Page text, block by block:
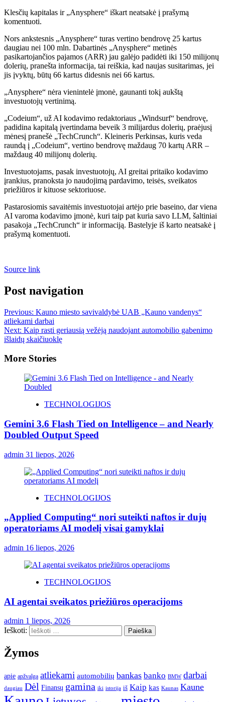
Klesčių kapitalas ir „Anysphere“ iškart neatsakė į prašymą
komentuoti.
Nors ankstesnis „Anysphere“ turas vertino bendrovę 25 kartus
daugiau nei 100 mln. Dabartinės „Anysphere“ metinės
pasikartojančios pajamos (ARR) jau galėjo padidėti iki 150 milijonų
dolerių, pranešta informacija, tai reiškia, kad naujas susitarimas, jei
jis įvyktų, būtų 66 kartus didesnis nei 66 kartus.
„Anysphere“ nėra vienintelė įmonė, gaunanti tokį aukštą
investuotojų vertinimą.
„Codeium“, už AI kodavimo redaktoriaus „Windsurf“ bendrovę,
padidina kapitalą įvertindama beveik 3 milijardus dolerių, praėjusį
mėnesį pranešė „TechCrunch“. Kleineris Perkinsas, kuris veda
raundą į „Codeium“, vertino bendrovę maždaug 70 kartų ARR –
maždaug 40 milijonų dolerių.
Investuotojams, pasak investuotojų, AI greitai pritaiko kodavimo
įrankius, pranoksta jo naudojimą pardavimo, teisės, sveikatos
priežiūros ir kituose sektoriuose.
Pastarosiomis savaitėmis investuotojai artėjo prie baseino, dar viena
AI varoma kodavimo įmonė, kuri taip pat kuria savo LLM, šaltiniai
pasakoja „TechCrunch“ ir informaciją. Bastelyje iš karto neatsakė į
prašymą komentuoti.
Source link
Post navigation
Previous: Kauno miesto savivaldybė UAB „Kauno vandenys“
atliekami darbai
Next: Kaip rasti geriausią vežėją naudojant automobilio gabenimo
išlaidų skaičiuoklę
More Stories
TECHNOLOGIJOS
Gemini 3.6 Flash Tied on Intelligence – and Nearly
Doubled Output Speed
admin 31 liepos, 2026
TECHNOLOGIJOS
„Applied Computing“ nori suteikti naftos ir dujų
operatoriams AI modelį visai gamyklai
admin 16 liepos, 2026
TECHNOLOGIJOS
AI agentai sveikatos priežiūros operacijoms
admin 1 liepos, 2026
Ieškoti:
Žymos
apie apžvalga atliekami automobilių bankas banko BMW darbai
daugiau Dėl Finansų gamina iki istorija iš Kaip kas Kaunas Kaune